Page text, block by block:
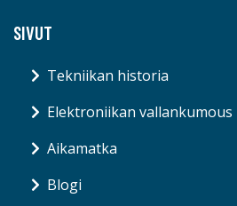
SIVUT
Tekniikan historia
Elektroniikan vallankumous
Aikamatka
Blogi